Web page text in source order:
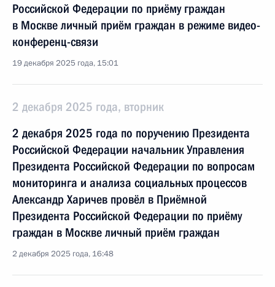
Российской Федерации по приёму граждан
в Москве личный приём граждан в режиме видео-
конференц-связи
19 декабря 2025 года, 15:01
2 декабря 2025 года, вторник
2 декабря 2025 года по поручению Президента
Российской Федерации начальник Управления
Президента Российской Федерации по вопросам
мониторинга и анализа социальных процессов
Александр Харичев провёл в Приёмной
Президента Российской Федерации по приёму
граждан в Москве личный приём граждан
2 декабря 2025 года, 16:48